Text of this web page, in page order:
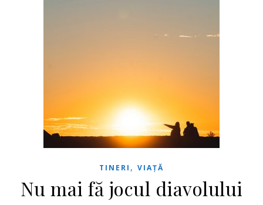
TINERI , VIAȚĂ
Nu mai fă jocul diavolului